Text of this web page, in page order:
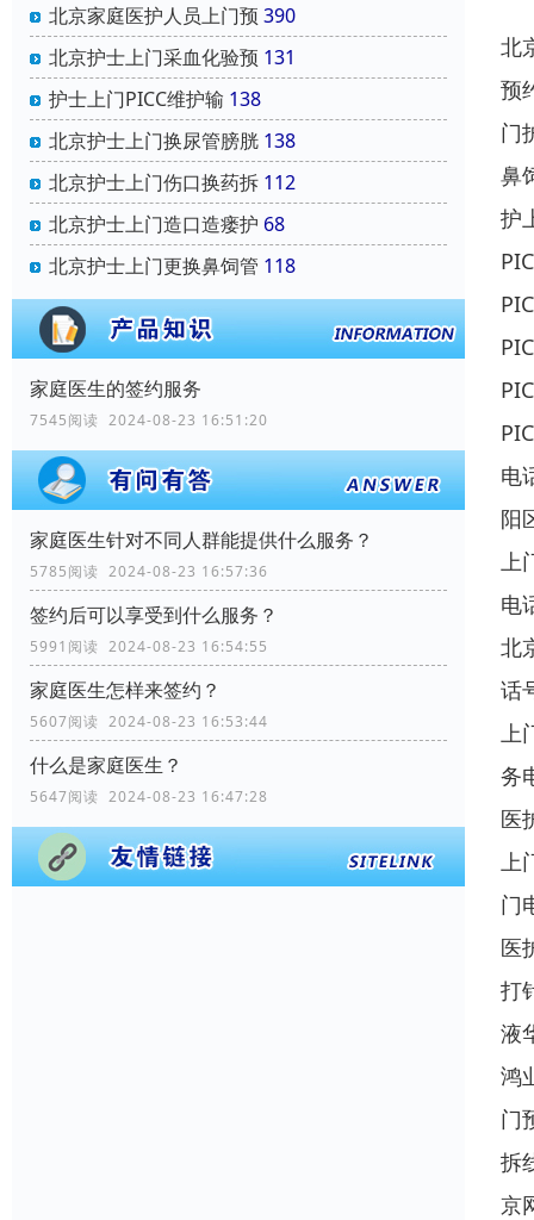
北京家庭医护人员上门预 390
北京护士上门采血化验预 131
护士上门PICC维护输 138
北京护士上门换尿管膀胱 138
北京护士上门伤口换药拆 112
北京护士上门造口造瘘护 68
北京护士上门更换鼻饲管 118
家庭医生的签约服务
7545阅读 2024-08-23 16:51:20
家庭医生针对不同人群能提供什么服务？
5785阅读 2024-08-23 16:57:36
签约后可以享受到什么服务？
5991阅读 2024-08-23 16:54:55
家庭医生怎样来签约？
5607阅读 2024-08-23 16:53:44
什么是家庭医生？
5647阅读 2024-08-23 16:47:28
北
预
门
鼻
护
电
阳
上
电
北
话
上
务
医
上
门
医
打
液
鸿
门
拆
京